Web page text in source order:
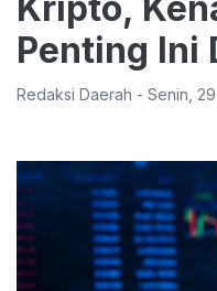
Penting Ini
Redaksi Daerah - Senin